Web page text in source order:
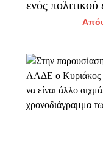
ενός πολιτικού